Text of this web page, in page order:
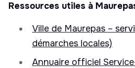
Ressources utiles à
Ville de Maurepas –
démarches locales)
Annuaire officiel